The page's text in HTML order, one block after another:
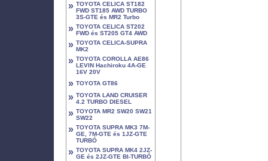
» TOYOTA CELICA ST182
FWD ST185 AWD TURBO
3S-GTE és MR2 Turbo
» TOYOTA CELICA ST202
FWD és ST205 GT4 AWD
» TOYOTA CELICA-SUPRA
MK2
» TOYOTA COROLLA AE86
LEVIN Hachiroku 4A-GE
16V 20V
» TOYOTA GT86
» TOYOTA LAND CRUISER
4.2 TURBO DIESEL
» TOYOTA MR2 SW20 SW21
SW22
» TOYOTA SUPRA MK3 7M-
GE, 7M-GTE és 1JZ-GTE
TURBÓ
» TOYOTA SUPRA MK4 2JZ-
GE és 2JZ-GTE BI-TURBÓ